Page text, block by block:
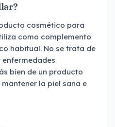
cosmético para
como complemento
habitual. No se trata de
bien de un producto
la piel sana e